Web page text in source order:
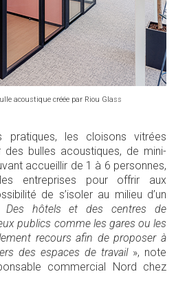
acoustique créée par Riou Glass
pratiques, les cloisons vitrées
bulles acoustiques, de mini-
accueillir de 1 à 6 personnes,
entreprises pour offrir aux
de s’isoler au milieu d’un
Des hôtels et des centres de
publics comme les gares ou les
recours afin de proposer à
des espaces de travail», note
commercial Nord chez